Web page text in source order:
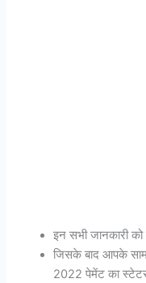
इन सभी जानकारी
जिसके बाद आपके
2022 पेमेंट का